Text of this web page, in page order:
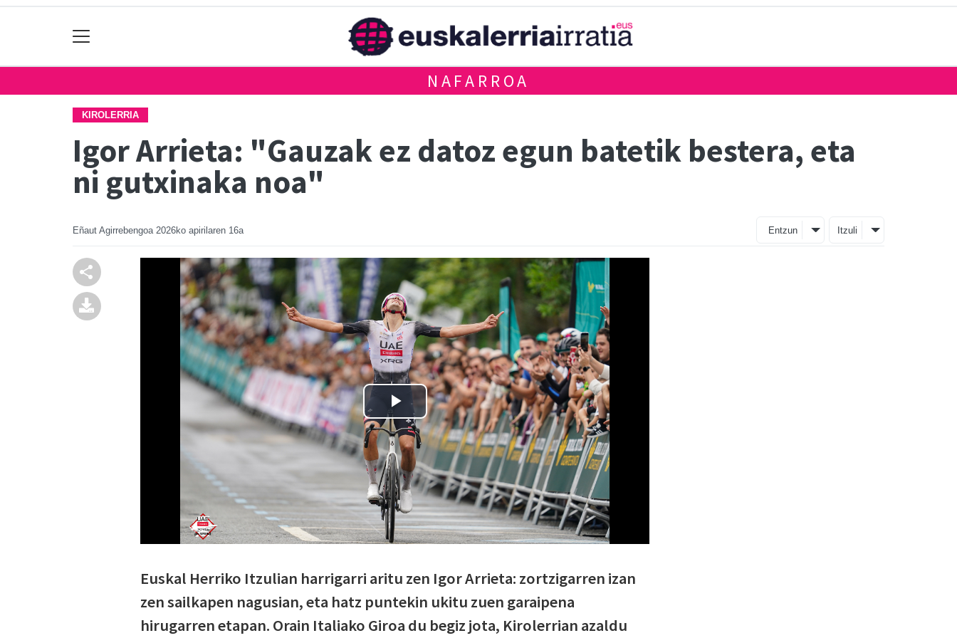
NAFARROA
KIROLERRIA
Igor Arrieta: "Gauzak ez datoz egun batetik bestera, eta
ni gutxinaka noa"
Eñaut Agirrebengoa 2026ko apirilaren 16a Entzun Itzuli
Euskal Herriko Itzulian harrigarri aritu zen Igor Arrieta: zortzigarren izan
zen sailkapen nagusian, eta hatz puntekin ukitu zuen garaipena
hirugarren etapan. Orain Italiako Giroa du begiz jota, Kirolerrian azaldu